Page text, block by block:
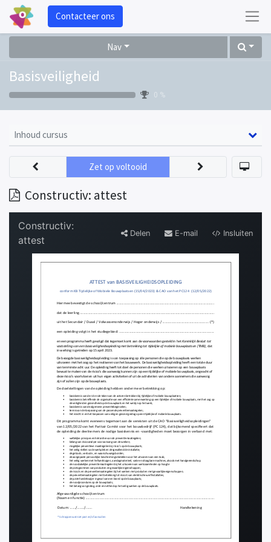
Contacteer ons
Nav
Basisveiligheid
0 %
Inhoud cursus
Constructiv: attest
Zet op voltooid